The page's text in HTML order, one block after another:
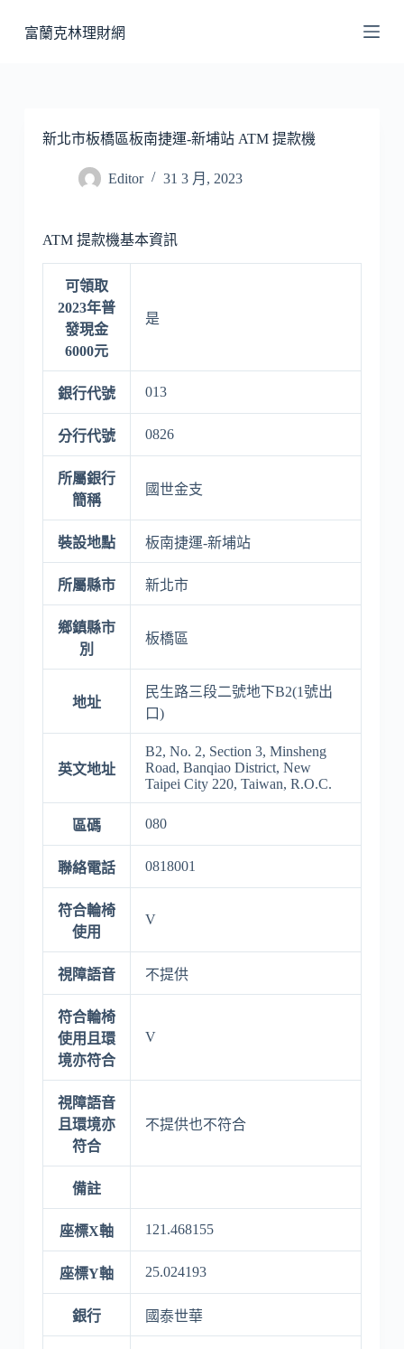
至
富蘭克林理財網
新北市板橋區板南捷運-新埔站 ATM 提款機
Editor 31 3 月, 2023
ATM 提款機基本資訊
可領取
2023年普
發現金
6000元
是
銀行代號 013
分行代號 0826
所屬銀行
簡稱
國世金支
裝設地點 板南捷運-新埔站
所屬縣市 新北市
鄉鎮縣市
別
板橋區
地址
民生路三段二號地下B2(1號出
口)
英文地址
B2, No. 2, Section 3, Minsheng
Road, Banqiao District, New
Taipei City 220, Taiwan, R.O.C.
區碼 080
聯絡電話 0818001
符合輪椅
使用
V
視障語音 不提供
符合輪椅
使用且環
境亦符合
V
視障語音
且環境亦
符合
不提供也不符合
備註
座標X軸 121.468155
座標Y軸 25.024193
銀行 國泰世華